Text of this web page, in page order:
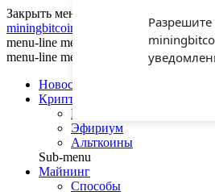
Разрешите
Закрыть меню
miningbitcoinguide
menu-line menu-line
menu-line
menu-line menu-line
menu-line
Новости
Криптовалюты
Биткоин
Эфириум
Альткоины
Sub-menu
Майнинг
Способы